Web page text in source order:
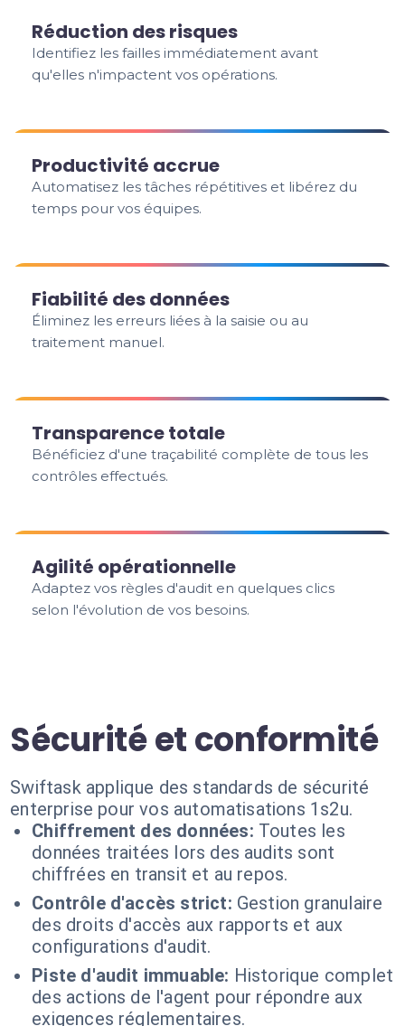
Réduction des risques
Identifiez les failles immédiatement avant
qu'elles n'impactent vos opérations.
Productivité accrue
Automatisez les tâches répétitives et libérez du
temps pour vos équipes.
Fiabilité des données
Éliminez les erreurs liées à la saisie ou au
traitement manuel.
Transparence totale
Bénéficiez d'une traçabilité complète de tous les
contrôles effectués.
Agilité opérationnelle
Adaptez vos règles d'audit en quelques clics
selon l'évolution de vos besoins.
Sécurité et conformité
Swiftask applique des standards de sécurité
enterprise pour vos automatisations 1s2u.
Chiffrement des données: Toutes les
données traitées lors des audits sont
chiffrées en transit et au repos.
Contrôle d'accès strict: Gestion granulaire
des droits d'accès aux rapports et aux
configurations d'audit.
Piste d'audit immuable: Historique complet
des actions de l'agent pour répondre aux
exigences réglementaires.